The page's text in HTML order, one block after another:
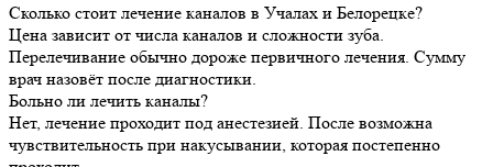
Сколько стоит лечение каналов в Учалах и Белорецке?
Цена зависит от числа каналов и сложности зуба.
Перелечивание обычно дороже первичного лечения. Сумму
врач назовёт после диагностики.
Больно ли лечить каналы?
Нет, лечение проходит под анестезией. После возможна
чувствительность при накусывании, которая постепенно